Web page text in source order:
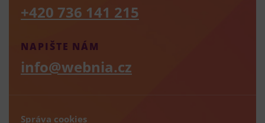
NAPIŠTE NÁM
info@webnia.cz
+420 736 141 215
Správa cookies